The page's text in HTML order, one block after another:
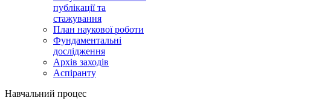
публікації та
стажування
План наукової роботи
Фундаментальні
дослідження
Архів заходів
Аспіранту
Навчальний процес